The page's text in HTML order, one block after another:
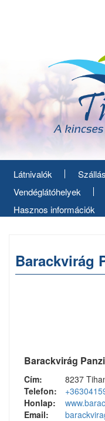
Látnivalók
Vendéglátóhelyek
Hasznos információk
Barackvirág
Barackvirág
Cím:
8237
Telefon:
Honlap:
Email: